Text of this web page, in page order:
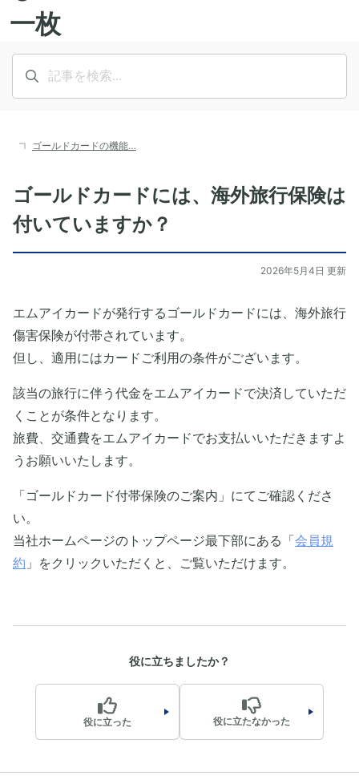
ゴールドカードの機能…
ゴールドカードには、海外旅行保険は
付いていますか？
2026年5月4日 更新
エムアイカードが発行するゴールドカードには、海外旅行
傷害保険が付帯されています。
但し、適用にはカードご利用の条件がございます。
該当の旅行に伴う代金をエムアイカードで決済していただ
くことが条件となります。
旅費、交通費をエムアイカードでお支払いいただきますよ
うお願いいたします。
「ゴールドカード付帯保険のご案内」にてご確認くださ
い。
当社ホームページのトップページ最下部にある「会員規
約 」をクリックいただくと、ご覧いただけます。
役に立ちましたか？
役に立った 役に立たなかった